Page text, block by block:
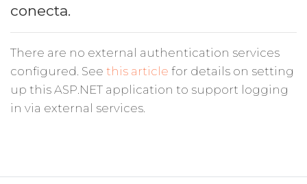
conecta.
There are no external authentication services
configured. See this article for details on setting
up this ASP.NET application to support logging
in via external services.